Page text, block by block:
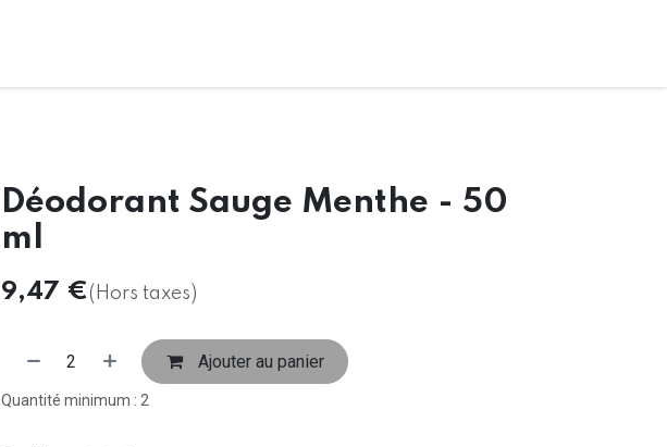
Déodorant Sauge Menthe - 50
ml
9,47 €(Hors taxes)
Ajouter au panier
Quantité minimum : 2